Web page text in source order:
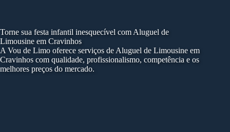
Torne sua festa infantil inesquecível com Aluguel de
Limousine em Cravinhos
A Vou de Limo oferece serviços de Aluguel de Limousine em
Cravinhos com qualidade, profissionalismo, competência e os
melhores preços do mercado.